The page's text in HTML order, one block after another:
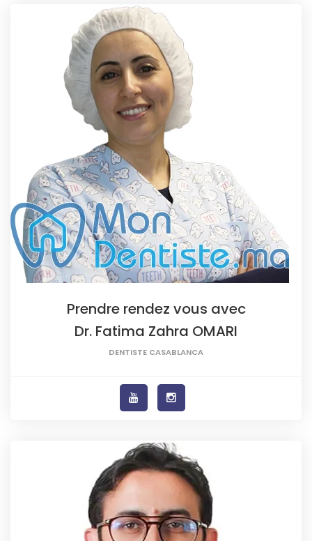
Prendre rendez vous avec
Dr. Fatima Zahra OMARI
DENTISTE CASABLANCA